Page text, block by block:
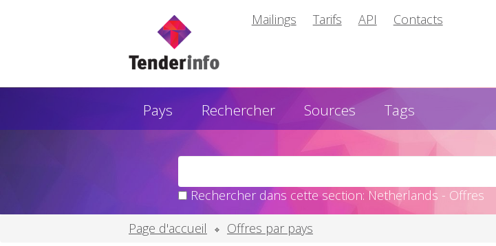
Mailings Tarifs API Contacts
Pays Rechercher Sources Tags
Rechercher dans cette section: Netherlands - Offres
Page d'accueil
Offres par pays